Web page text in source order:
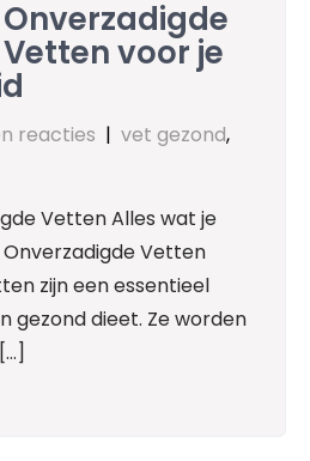
Onverzadigde
Vetten voor je
reacties | vet gezond,
Vetten Alles wat je
Vetten
zijn een essentieel
gezond dieet. Ze worden